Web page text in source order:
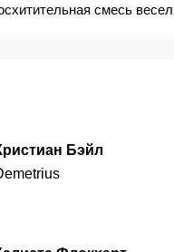
смесь
Бэйл